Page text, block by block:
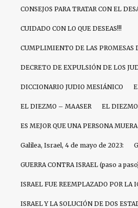
CONSEJOS PARA TRATAR CON EL
CUIDADO CON LO QUE DESEAS!!!
CUMPLIMIENTO DE LAS PROMESAS
DECRETO DE EXPULSIÓN DE LOS
DICCIONARIO JUDIO MESIÁNICO
EL DIEZMO – MAASER
ES MEJOR QUE UNA PERSONA
Galilea, Israel, 4 de mayo de 2023:
GUERRA CONTRA ISRAEL (paso a
ISRAEL FUE REEMPLAZADO POR LA
ISRAEL Y LA SOLUCIÓN DE DOS